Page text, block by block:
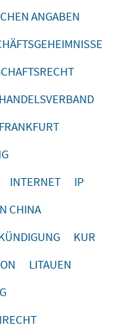
ANGABEN
HANDELSVERBAND
INTERNET
IP
CHINA
KUR
LITAUEN